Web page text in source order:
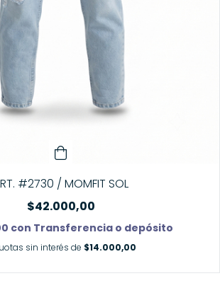
#2730 / MOMFIT SOL
$42.000,00
con Transferencia o depósito
sin interés de $14.000,00